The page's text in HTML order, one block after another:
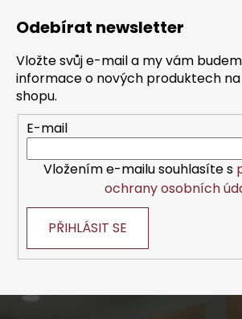
Odebírat newsletter
Vložte svůj e-mail a my vám
informace o nových produktech
shopu.
E-mail
Vložením e-mailu souhlasíte s
ochrany osobních
PŘIHLÁSIT SE